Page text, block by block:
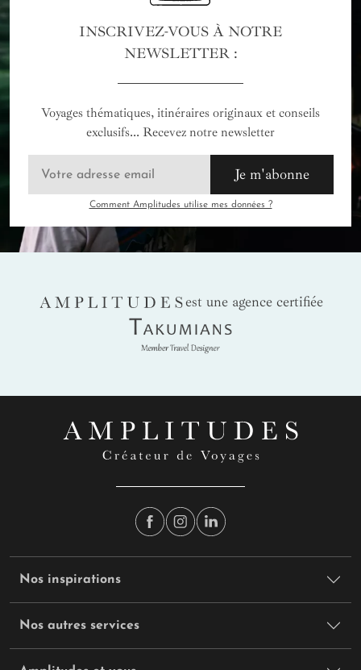
INSCRIVEZ-VOUS À NOTRE
NEWSLETTER :
Voyages thématiques, itinéraires originaux et conseils
exclusifs... Recevez notre newsletter
Je m'abonne
Comment Amplitudes utilise mes données ?
AMPLITUDES
est une agence certifiée
Takumians
Nos inspirations
Nos autres services